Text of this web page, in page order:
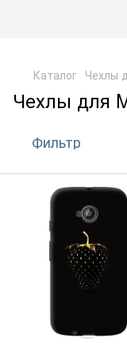
Каталог Чехлы
Чехлы для
Фильтр